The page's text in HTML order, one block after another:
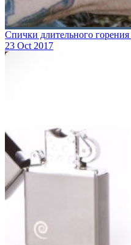
Спички длительного
23 Oct 2017